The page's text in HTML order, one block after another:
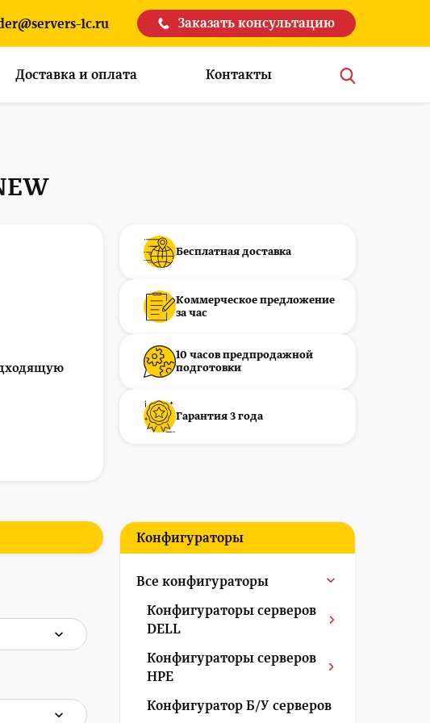
1c.ru Заказать консультацию
Доставка и оплата Контакты
Бесплатная доставка
Коммерческое предложение
за час
10 часов предпродажной
подготовки
Гарантия 3 года
Конфигураторы
Все конфигураторы
Конфигураторы серверов
DELL
Конфигураторы серверов
HPE
Конфигуратор Б/У серверов